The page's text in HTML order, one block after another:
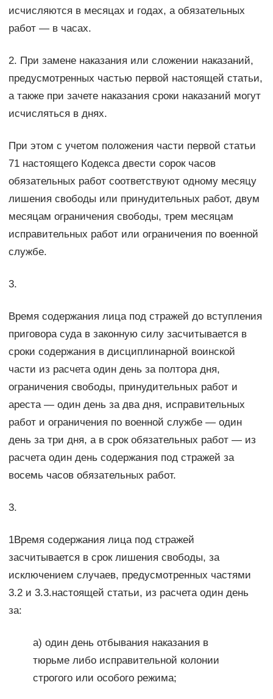
исчисляются в месяцах и годах, а обязательных
работ — в часах.
2. При замене наказания или сложении наказаний,
предусмотренных частью первой настоящей статьи,
а также при зачете наказания сроки наказаний могут
исчисляться в днях.
При этом с учетом положения части первой статьи
71 настоящего Кодекса двести сорок часов
обязательных работ соответствуют одному месяцу
лишения свободы или принудительных работ, двум
месяцам ограничения свободы, трем месяцам
исправительных работ или ограничения по военной
службе.
3.
Время содержания лица под стражей до вступления
приговора суда в законную силу засчитывается в
сроки содержания в дисциплинарной воинской
части из расчета один день за полтора дня,
ограничения свободы, принудительных работ и
ареста — один день за два дня, исправительных
работ и ограничения по военной службе — один
день за три дня, а в срок обязательных работ — из
расчета один день содержания под стражей за
восемь часов обязательных работ.
3.
1Время содержания лица под стражей
засчитывается в срок лишения свободы, за
исключением случаев, предусмотренных частями
3.2 и 3.3.настоящей статьи, из расчета один день
за:
а) один день отбывания наказания в
тюрьме либо исправительной колонии
строгого или особого режима;